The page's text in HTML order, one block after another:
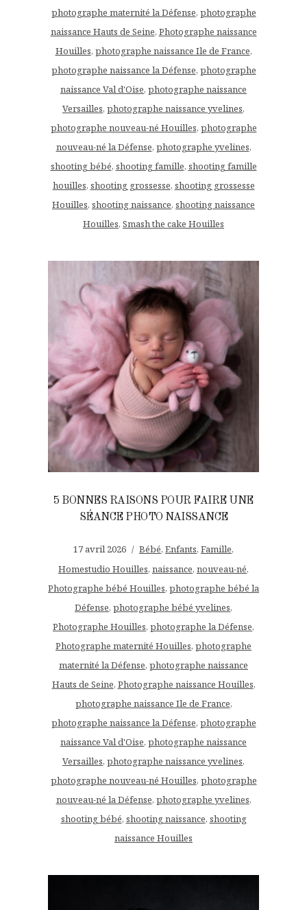
photographe maternité la Défense, photographe
naissance Hauts de Seine, Photographe naissance
Houilles, photographe naissance Ile de France,
photographe naissance la Défense, photographe
naissance Val d'Oise, photographe naissance
Versailles, photographe naissance yvelines,
photographe nouveau-né Houilles, photographe
nouveau-né la Défense, photographe yvelines,
shooting bébé, shooting famille, shooting famille
houilles, shooting grossesse, shooting grossesse
Houilles, shooting naissance, shooting naissance
Houilles, Smash the cake Houilles
5 BONNES RAISONS POUR FAIRE UNE
SÉANCE PHOTO NAISSANCE
17 avril 2026 Bébé, Enfants, Famille,
Homestudio Houilles, naissance, nouveau-né,
Photographe bébé Houilles, photographe bébé la
Défense, photographe bébé yvelines,
Photographe Houilles, photographe la Défense,
Photographe maternité Houilles, photographe
maternité la Défense, photographe naissance
Hauts de Seine, Photographe naissance Houilles,
photographe naissance Ile de France,
photographe naissance la Défense, photographe
naissance Val d'Oise, photographe naissance
Versailles, photographe naissance yvelines,
photographe nouveau-né Houilles, photographe
nouveau-né la Défense, photographe yvelines,
shooting bébé, shooting naissance, shooting
naissance Houilles